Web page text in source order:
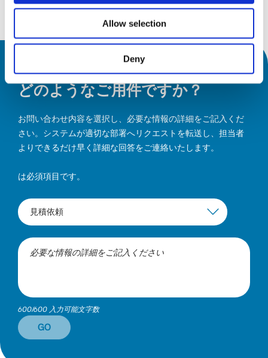
Allow selection
Deny
どのようなご用件ですか？
お問い合わせ内容を選択し、必要な情報の詳細をご記入くだ
さい。システムが適切な部署へリクエストを転送し、担当者
よりできるだけ早く詳細な回答をご連絡いたします。
は必須項目です。
600/600 入力可能文字数
GO